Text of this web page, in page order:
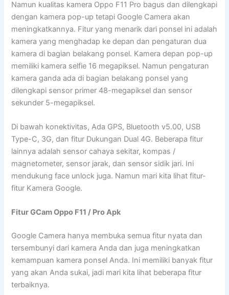
Namun kualitas kamera Oppo F11 Pro bagus dan dilengkapi
dengan kamera pop-up tetapi Google Camera akan
meningkatkannya. Fitur yang menarik dari ponsel ini adalah
kamera yang menghadap ke depan dan pengaturan dua
kamera di bagian belakang ponsel. Kamera depan pop-up
memiliki kamera selfie 16 megapiksel. Namun pengaturan
kamera ganda ada di bagian belakang ponsel yang
dilengkapi sensor primer 48-megapiksel dan sensor
sekunder 5-megapiksel.
Di bawah konektivitas, Ada GPS, Bluetooth v5.00, USB
Type-C, 3G, dan fitur Dukungan Dual 4G. Beberapa fitur
lainnya adalah sensor cahaya sekitar, kompas /
magnetometer, sensor jarak, dan sensor sidik jari. Ini
mendukung face unlock juga. Namun mari kita lihat fitur-
fitur Kamera Google.
Fitur GCam Oppo F11 / Pro Apk
Google Camera hanya membuka semua fitur nyata dan
tersembunyi dari kamera Anda dan juga meningkatkan
kemampuan kamera ponsel Anda. Ini memiliki banyak fitur
yang akan Anda sukai, jadi mari kita lihat beberapa fitur
terbaiknya.